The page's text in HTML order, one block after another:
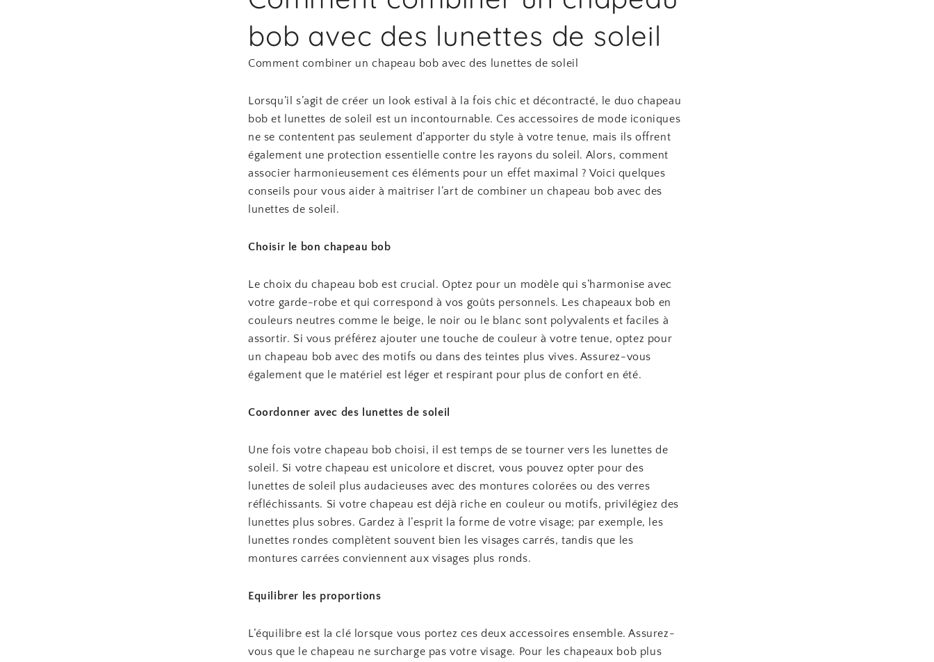
bob avec des lunettes de soleil
Comment combiner un chapeau bob avec des lunettes de soleil
Lorsqu’il s’agit de créer un look estival à la fois chic et décontracté, le duo chapeau
bob et lunettes de soleil est un incontournable. Ces accessoires de mode iconiques
ne se contentent pas seulement d’apporter du style à votre tenue, mais ils offrent
également une protection essentielle contre les rayons du soleil. Alors, comment
associer harmonieusement ces éléments pour un effet maximal ? Voici quelques
conseils pour vous aider à maîtriser l’art de combiner un chapeau bob avec des
lunettes de soleil.
Choisir le bon chapeau bob
Le choix du chapeau bob est crucial. Optez pour un modèle qui s’harmonise avec
votre garde-robe et qui correspond à vos goûts personnels. Les chapeaux bob en
couleurs neutres comme le beige, le noir ou le blanc sont polyvalents et faciles à
assortir. Si vous préférez ajouter une touche de couleur à votre tenue, optez pour
un chapeau bob avec des motifs ou dans des teintes plus vives. Assurez-vous
également que le matériel est léger et respirant pour plus de confort en été.
Coordonner avec des lunettes de soleil
Une fois votre chapeau bob choisi, il est temps de se tourner vers les lunettes de
soleil. Si votre chapeau est unicolore et discret, vous pouvez opter pour des
lunettes de soleil plus audacieuses avec des montures colorées ou des verres
réfléchissants. Si votre chapeau est déjà riche en couleur ou motifs, privilégiez des
lunettes plus sobres. Gardez à l’esprit la forme de votre visage; par exemple, les
lunettes rondes complètent souvent bien les visages carrés, tandis que les
montures carrées conviennent aux visages plus ronds.
Equilibrer les proportions
L’équilibre est la clé lorsque vous portez ces deux accessoires ensemble. Assurez-
vous que le chapeau ne surcharge pas votre visage. Pour les chapeaux bob plus